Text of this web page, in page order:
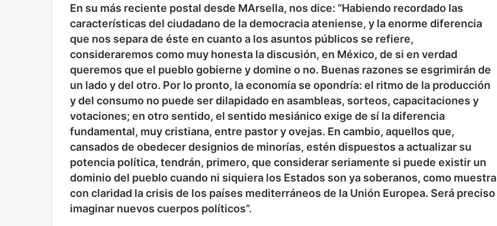
En su más reciente postal desde MArsella, nos dice: “Habiendo recordado las
características del ciudadano de la democracia ateniense, y la enorme diferencia
que nos separa de éste en cuanto a los asuntos públicos se refiere,
consideraremos como muy honesta la discusión, en México, de si en verdad
queremos que el pueblo gobierne y domine o no. Buenas razones se esgrimirán de
un lado y del otro. Por lo pronto, la economía se opondría: el ritmo de la producción
y del consumo no puede ser dilapidado en asambleas, sorteos, capacitaciones y
votaciones; en otro sentido, el sentido mesiánico exige de sí la diferencia
fundamental, muy cristiana, entre pastor y ovejas. En cambio, aquellos que,
cansados de obedecer designios de minorías, estén dispuestos a actualizar su
potencia política, tendrán, primero, que considerar seriamente si puede existir un
dominio del pueblo cuando ni siquiera los Estados son ya soberanos, como muestra
con claridad la crisis de los países mediterráneos de la Unión Europea. Será preciso
imaginar nuevos cuerpos políticos”.
Olvido El dragón